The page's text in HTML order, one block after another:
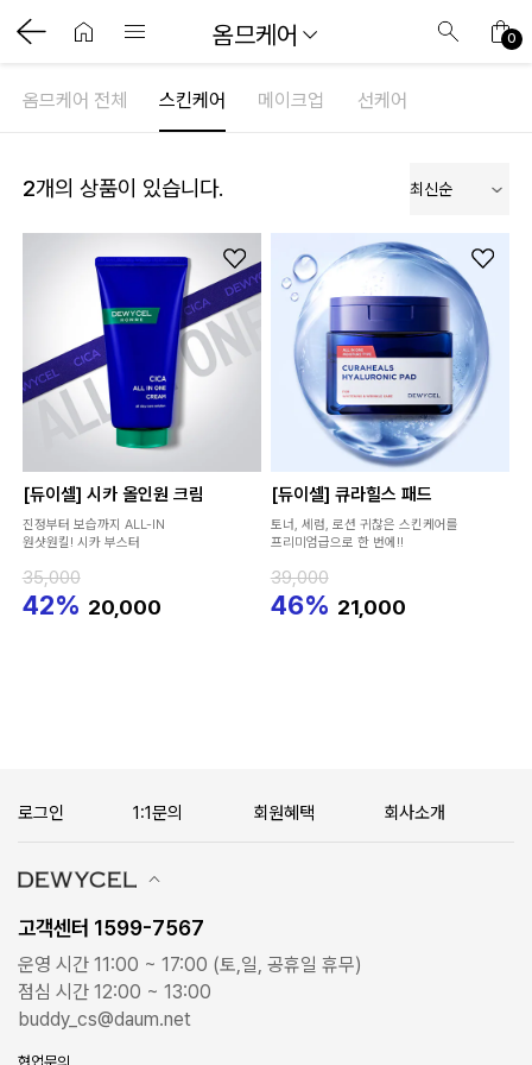
0
옴므케어
옴므케어 전체 스킨케어 메이크업 선케어
2개의 상품이 있습니다.
[듀이셀] 시카 올인원 크림
진정부터 보습까지 ALL-IN
원샷원킬! 시카 부스터
35,000
42% 20,000
[듀이셀] 큐라힐스 패드
토너, 세럼, 로션 귀찮은 스킨케어를
프리미엄급으로 한 번에!!
39,000
46% 21,000
로그인 1:1문의 회원혜택 회사소개
고객센터 1599-7567
운영 시간 11:00 ~ 17:00 (토,일, 공휴일 휴무)
점심 시간 12:00 ~ 13:00
buddy_cs@daum.net